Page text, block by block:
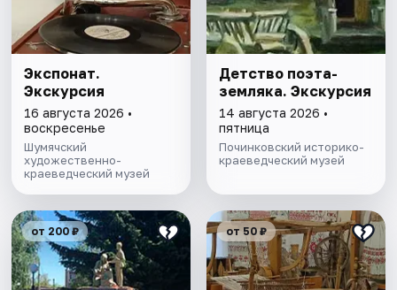
Экспонат.
Экскурсия
16 августа 2026 •
воскресенье
Шумячский
художественно-
краеведческий музей
Детство поэта-
земляка. Экскурсия
14 августа 2026 •
пятница
Починковский историко-
краеведческий музей
от 200 ₽ от 50 ₽